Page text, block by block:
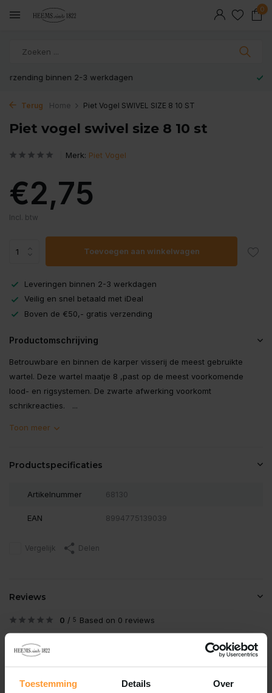
Toestemming Details Over
0
Veilig en snel betaald met iDeal
Terug Home Piet Vogel SWIVEL SIZE 8 10 ST
Piet vogel swivel size 8 10 st
Merk: Piet Vogel
€2,75
Incl. btw
Toevoegen aan winkelwagen
Leveringen binnen 2-3 werkdagen
Veilig en snel betaald met iDeal
Boven de €50,- gratis verzending
Productomschrijving
Betrouwbare en binnen de karper visserij de meest gebruikte
wartel. Deze wartel maatje 8 ,past op de meest voorkomende
lood- en rigsystemen. De zwarte afwerking voorkomt
schrikreacties. ...
Toon meer
Productspecificaties
Artikelnummer 68130
EAN 8994775139039
Vergelijk Delen
Reviews
0 / 5 Based on 0 reviews
Er zijn nog geen reviews geschreven over dit product..